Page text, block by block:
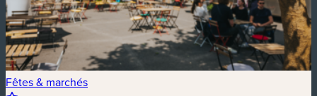
Fêtes & marchés